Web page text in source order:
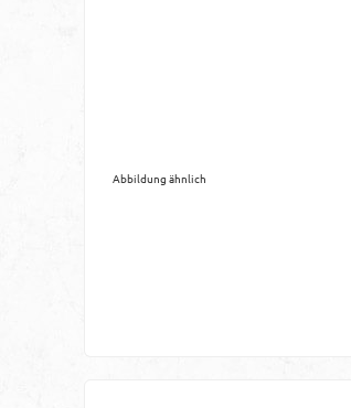
Abbildung ähnlich